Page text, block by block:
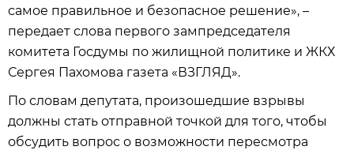
самое правильное и безопасное решение», –
передает слова первого зампредседателя
комитета Госдумы по жилищной политике и ЖКХ
Сергея Пахомова газета «ВЗГЛЯД».
По словам депутата, произошедшие взрывы
должны стать отправной точкой для того, чтобы
обсудить вопрос о возможности пересмотра